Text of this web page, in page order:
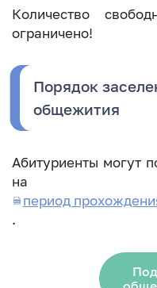
Количество
ограничено!
Порядок
общежития
Абитуриенты могут
на
период
.